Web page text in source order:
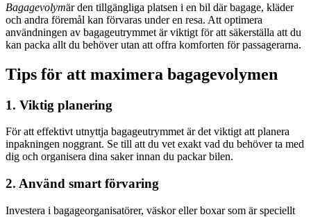
Bagagevolymär den tillgängliga platsen i en bil där bagage, kläder
och andra föremål kan förvaras under en resa. Att optimera
användningen av bagageutrymmet är viktigt för att säkerställa att du
kan packa allt du behöver utan att offra komforten för passagerarna.
Tips för att maximera bagagevolymen
1. Viktig planering
För att effektivt utnyttja bagageutrymmet är det viktigt att planera
inpakningen noggrant. Se till att du vet exakt vad du behöver ta med
dig och organisera dina saker innan du packar bilen.
2. Använd smart förvaring
Investera i bagageorganisatörer, väskor eller boxar som är speciellt